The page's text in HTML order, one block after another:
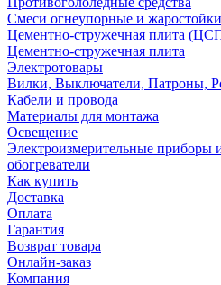
Смеси огнеупорные и
Цементно-стружечная плита
Цементно-стружечная плита
Электротовары
Вилки, Выключатели, Патроны,
Кабели и провода
Материалы для монтажа
Освещение
Электроизмерительные приборы
обогреватели
Как купить
Доставка
Оплата
Гарантия
Возврат товара
Онлайн-заказ
Компания